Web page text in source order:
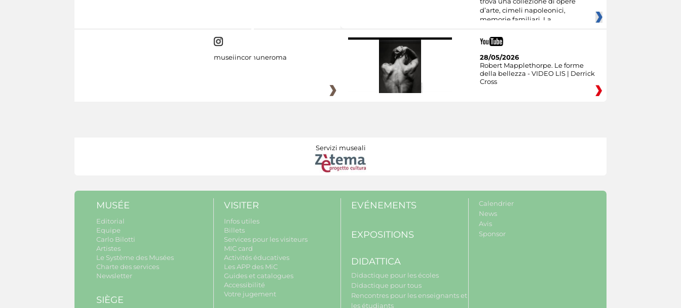
d’arte, cimeli napoleonici,
memorie familiari. La
museiincomuneroma
28/05/2026
Robert Mapplethorpe. Le forme
della bellezza - VIDEO LIS | Derrick
Cross
Servizi museali
MUSÉE
Editorial
Equipe
Carlo Bilotti
Artistes
Le Système des Musées
Charte des services
Newsletter
SIÈGE
VISITER
Infos utiles
Billets
Services pour les visiteurs
MIC card
Activités éducatives
Les APP des MiC
Guides et catalogues
Accessibilité
Votre jugement
EVÉNEMENTS
EXPOSITIONS
DIDATTICA
Didactique pour les écoles
Didactique pour tous
Rencontres pour les enseignants et
les étudiants
Calendrier
News
Avis
Sponsor